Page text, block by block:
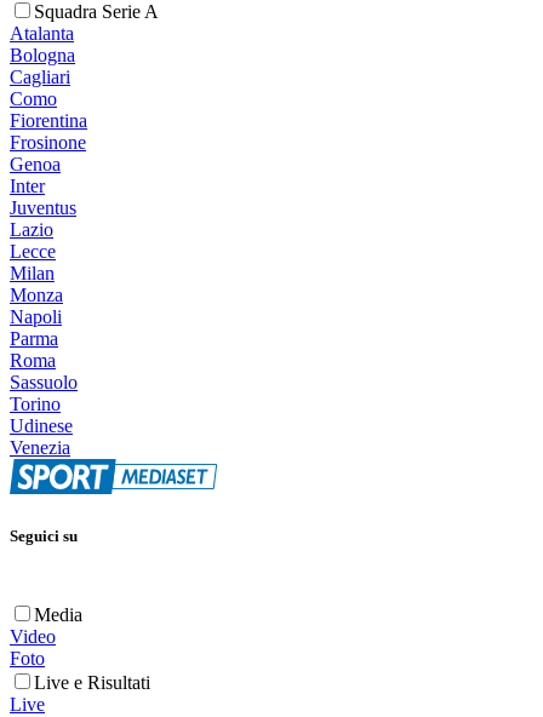
Squadra Serie A
Atalanta
Bologna
Cagliari
Como
Fiorentina
Frosinone
Genoa
Inter
Juventus
Lazio
Lecce
Milan
Monza
Napoli
Parma
Roma
Sassuolo
Torino
Udinese
Venezia
Seguici su
Media
Video
Foto
Live e Risultati
Live